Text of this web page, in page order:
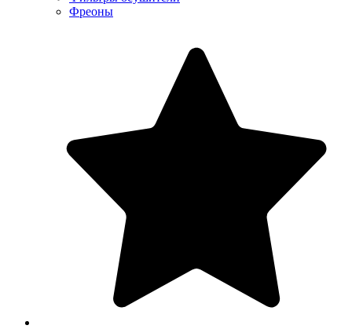
Фреоны